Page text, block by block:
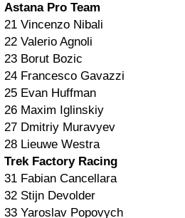
Astana Pro Team
21 Vincenzo Nibali
22 Valerio Agnoli
23 Borut Bozic
24 Francesco Gavazzi
25 Evan Huffman
26 Maxim Iglinskiy
27 Dmitriy Muravyev
28 Lieuwe Westra
Trek Factory Racing
31 Fabian Cancellara
32 Stijn Devolder
33 Yaroslav Popovych